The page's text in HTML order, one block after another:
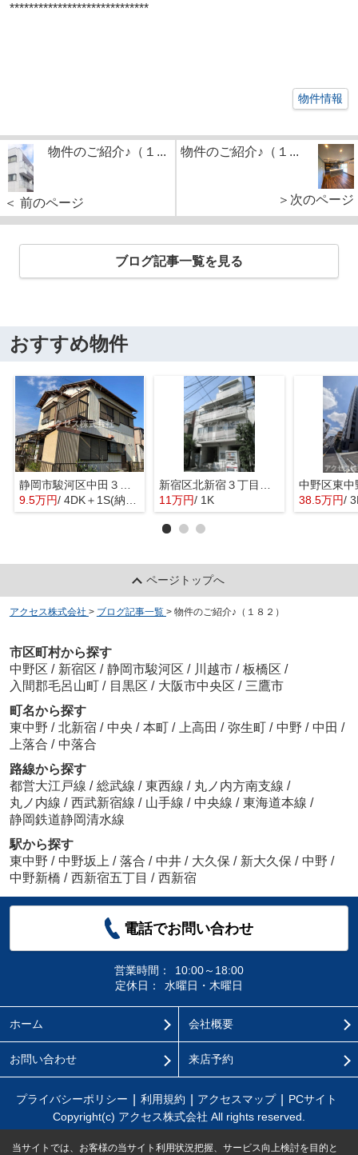
*****************************
物件情報
物件のご紹介♪（１...
＜ 前のページ
物件のご紹介♪（１...
＞次のページ
ブログ記事一覧を見る
おすすめ物件
9.5万円/ 4DK＋1S(納戸)
11万円/ 1K 38.5万円/
ページトップへ
アクセス株式会社 > ブログ記事一覧 > 物件のご紹介♪（１８２）
市区町村から探す
中野区 / 新宿区 / 静岡市駿河区 / 川越市 / 板橋区 /
入間郡毛呂山町
/ 目黒区 / 大阪市中央区 / 三鷹市
町名から探す
東中野 / 北新宿 / 中央 / 本町 / 上高田 / 弥生町 / 中野 / 中田 /
上落合 / 中落合
路線から探す
都営大江戸線 / 総武線 / 東西線 / 丸ノ内方南支線 /
丸ノ内線 / 西武新宿線 / 山手線 / 中央線 / 東海道本線 /
静岡鉄道静岡清水線
駅から探す
東中野 / 中野坂上 / 落合 / 中井 / 大久保 / 新大久保 / 中野 /
中野新橋 / 西新宿五丁目 / 西新宿
電話でお問い合わせ
営業時間：
10:00～18:00
定休日：
水曜日・木曜日
ホーム 会社概要
お問い合わせ 来店予約
プライバシーポリシー 利用規約 アクセスマップ
PCサイト
Copyright(c) アクセス株式会社 All rights reserved.
当サイトでは、お客様の当サイト利用状況把握、サービス向上検討を目的と